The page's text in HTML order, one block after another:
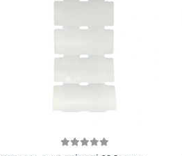
Sepete Ekle